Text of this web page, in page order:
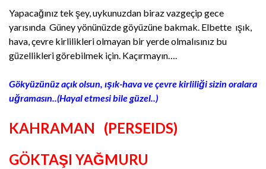
Yapacağınız tek şey, uykunuzdan biraz vazgeçip gece
yarısında Güney yönünüzde göyüzüne bakmak. Elbette ışık,
hava, çevre kirlilikleri olmayan bir yerde olmalısınız bu
güzellikleri görebilmek için. Kaçırmayın….
Gökyüzünüz açık olsun, ışık-hava ve çevre kirliliği sizin oralara
uğramasın..(Hayal etmesi bile güzel..)
KAHRAMAN (PERSEIDS)
GÖKTAŞI YAĞMURU